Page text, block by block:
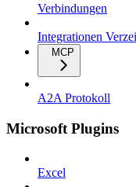
Verbindungen
Integrationen
MCP
A2A Protokoll
Microsoft Plugins
Excel